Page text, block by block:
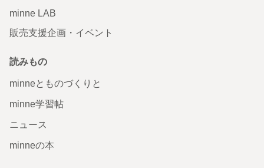
minne LAB
販売支援企画・イベント
読みもの
minneとものづくりと
minne学習帖
ニュース
minneの本